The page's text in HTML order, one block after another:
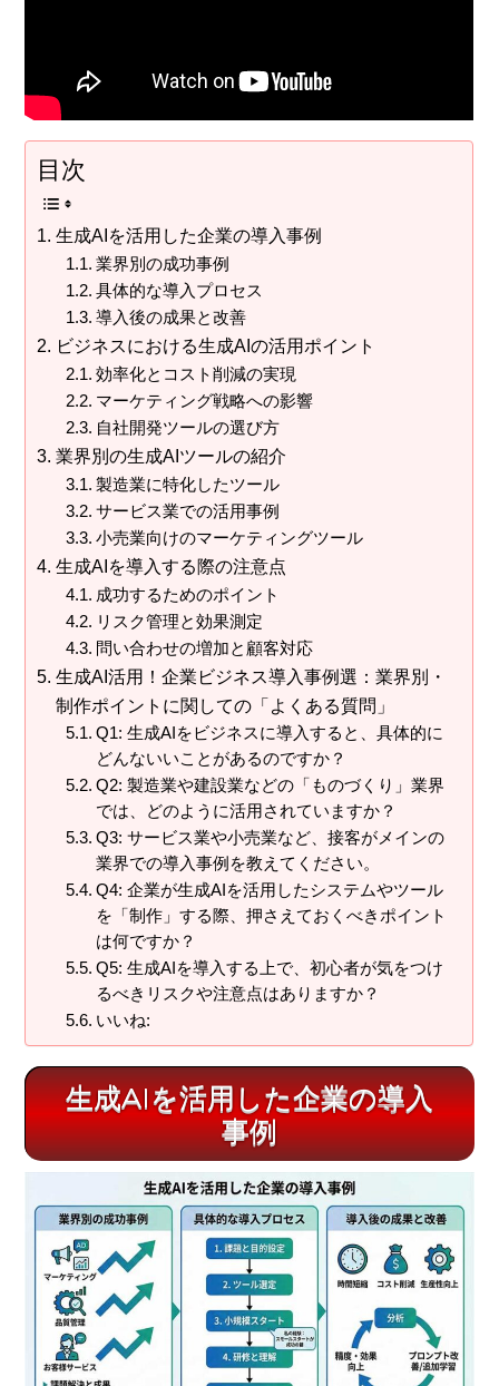
目次
生成AIを活用した企業の導入事例
業界別の成功事例
具体的な導入プロセス
導入後の成果と改善
ビジネスにおける生成AIの活用ポイント
効率化とコスト削減の実現
マーケティング戦略への影響
自社開発ツールの選び方
業界別の生成AIツールの紹介
製造業に特化したツール
サービス業での活用事例
小売業向けのマーケティングツール
生成AIを導入する際の注意点
成功するためのポイント
リスク管理と効果測定
問い合わせの増加と顧客対応
生成AI活用！企業ビジネス導入事例選：業界別・
制作ポイントに関しての「よくある質問」
Q1: 生成AIをビジネスに導入すると、具体的に
どんないいことがあるのですか？
Q2: 製造業や建設業などの「ものづくり」業界
では、どのように活用されていますか？
Q3: サービス業や小売業など、接客がメインの
業界での導入事例を教えてください。
Q4: 企業が生成AIを活用したシステムやツール
を「制作」する際、押さえておくべきポイント
は何ですか？
Q5: 生成AIを導入する上で、初心者が気をつけ
るべきリスクや注意点はありますか？
いいね:
生成AIを活用した企業の導入
事例